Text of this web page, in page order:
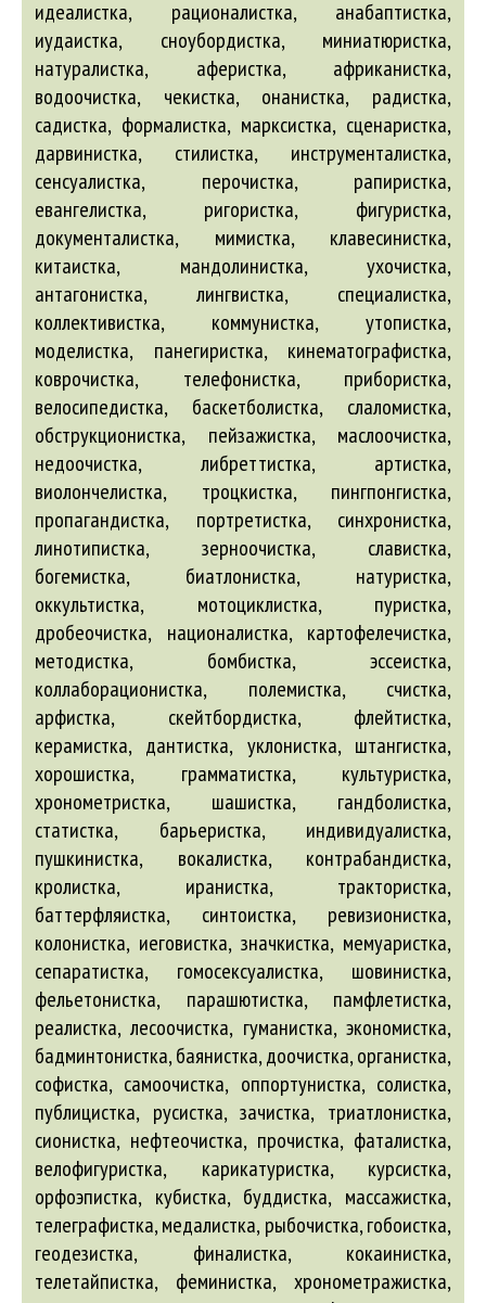
идеалистка, рационалистка, анабаптистка,
иудаистка, сноубордистка, миниатюристка,
натуралистка, аферистка, африканистка,
водоочистка, чекистка, онанистка, радистка,
садистка, формалистка, марксистка, сценаристка,
дарвинистка, стилистка, инструменталистка,
сенсуалистка, перочистка, рапиристка,
евангелистка, ригористка, фигуристка,
документалистка, мимистка, клавесинистка,
китаистка, мандолинистка, ухочистка,
антагонистка, лингвистка, специалистка,
коллективистка, коммунистка, утопистка,
моделистка, панегиристка, кинематографистка,
коврочистка, телефонистка, прибористка,
велосипедистка, баскетболистка, слаломистка,
обструкционистка, пейзажистка, маслоочистка,
недоочистка, либреттистка, артистка,
виолончелистка, троцкистка, пингпонгистка,
пропагандистка, портретистка, синхронистка,
линотипистка, зерноочистка, славистка,
богемистка, биатлонистка, натуристка,
оккультистка, мотоциклистка, пуристка,
дробеочистка, националистка, картофелечистка,
методистка, бомбистка, эссеистка,
коллаборационистка, полемистка, счистка,
арфистка, скейтбордистка, флейтистка,
керамистка, дантистка, уклонистка, штангистка,
хорошистка, грамматистка, культуристка,
хронометристка, шашистка, гандболистка,
статистка, барьеристка, индивидуалистка,
пушкинистка, вокалистка, контрабандистка,
кролистка, иранистка, трактористка,
баттерфляистка, синтоистка, ревизионистка,
колонистка, иеговистка, значкистка, мемуаристка,
сепаратистка, гомосексуалистка, шовинистка,
фельетонистка, парашютистка, памфлетистка,
реалистка, лесоочистка, гуманистка, экономистка,
бадминтонистка, баянистка, доочистка, органистка,
софистка, самоочистка, оппортунистка, солистка,
публицистка, русистка, зачистка, триатлонистка,
сионистка, нефтеочистка, прочистка, фаталистка,
велофигуристка, карикатуристка, курсистка,
орфоэпистка, кубистка, буддистка, массажистка,
телеграфистка, медалистка, рыбочистка, гобоистка,
геодезистка, финалистка, кокаинистка,
телетайпистка, феминистка, хронометражистка,